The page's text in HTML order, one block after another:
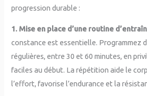
progression durable :
1. Mise en place d’une routine
constance est essentielle. Programmez
régulières, entre 30 et 60 minutes, en
faciles au début. La répétition aide le
l’effort, favorise l’endurance et la